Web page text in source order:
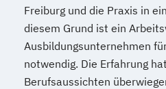
Freiburg und die Praxis in
diesem Grund ist ein
Ausbildungsunternehmen
notwendig. Die Erfahrung
Berufsaussichten